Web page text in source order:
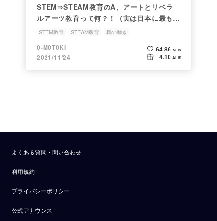
STEM⇒STEAM教育のA、アートとリベラ
ルアーツ教育って何？！（実は日本に最も欠
けているのがこれ）
STEM教育 STEAM教育
横の動き
リベラル・アーツ教育
0-M0T0KI
2021/11/24
64.86 ALIS
4.10 ALIS
よくある質問・問い合わせ
利用規約
プライバシーポリシー
公式アナウンス